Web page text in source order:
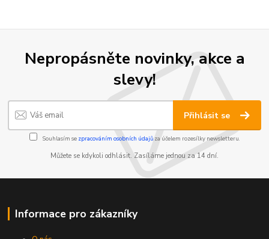
Nepropásněte novinky, akce a
slevy!
Přihlásit se
Souhlasím se zpracováním osobních údajůza účelem rozesílky newsletteru.
Můžete se kdykoli odhlásit. Zasíláme jednou za 14 dní.
Informace pro zákazníky